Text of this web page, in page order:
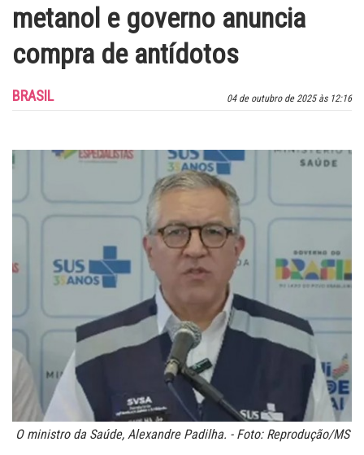
metanol e governo anuncia
compra de antídotos
04 de outubro de 2025 às 12:16
BRASIL
O ministro da Saúde, Alexandre Padilha. - Foto: Reprodução/MS